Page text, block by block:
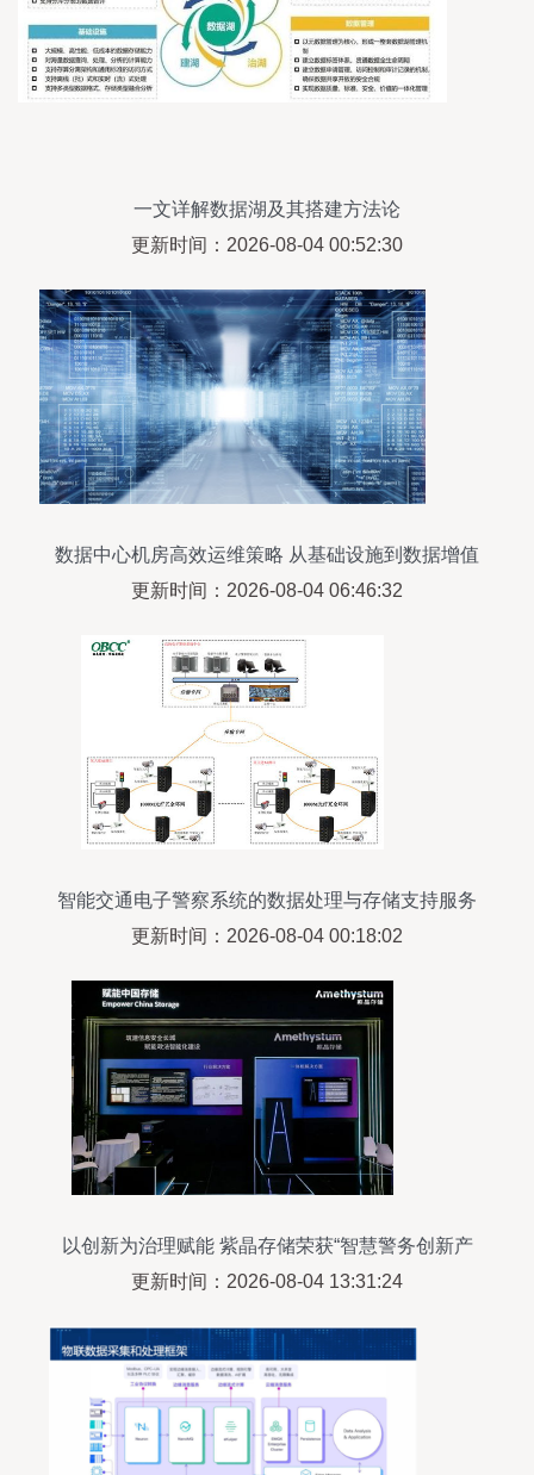
一文详解数据湖及其搭建方法论
更新时间：2026-08-04 00:52:30
数据中心机房高效运维策略 从基础设施到数据增值
服务
更新时间：2026-08-04 06:46:32
智能交通电子警察系统的数据处理与存储支持服务
分析
更新时间：2026-08-04 00:18:02
以创新为治理赋能 紫晶存储荣获“智慧警务创新产
品”奖
更新时间：2026-08-04 13:31:24